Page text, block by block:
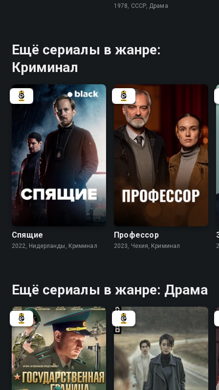
1978, СССР, Драма
Ещё сериалы в жанре:
Криминал
7.8
Спящие
2022, Нидерланды, Криминал
Профессор
2023, Чехия, Криминал
Ещё сериалы в жанре: Драма